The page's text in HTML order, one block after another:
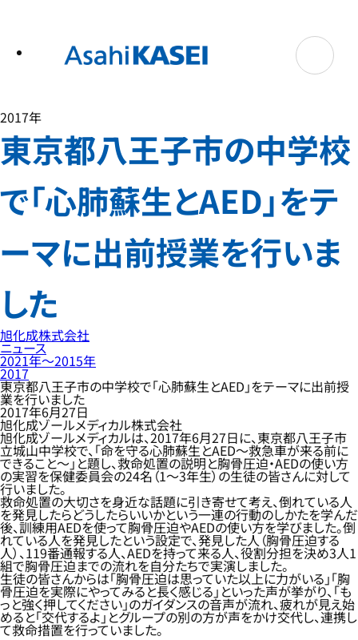
2017年
東京都八王子市の中学校
で「心肺蘇生とAED」をテ
ーマに出前授業を行いま
した
旭化成株式会社
ニュース
2021年〜2015年
2017
東京都八王子市の中学校で「心肺蘇生とAED」をテーマに出前授
業を行いました
2017年6月27日
旭化成ゾールメディカル株式会社
旭化成ゾールメディカルは、2017年6月27日に、東京都八王子市
立城山中学校で、「命を守る心肺蘇生とAED～救急車が来る前に
できること～」と題し、救命処置の説明と胸骨圧迫・AEDの使い方
の実習を保健委員会の24名（1～3年生）の生徒の皆さんに対して
行いました。
救命処置の大切さを身近な話題に引き寄せて考え、倒れている人
を発見したらどうしたらいいかという一連の行動のしかたを学んだ
後、訓練用AEDを使って胸骨圧迫やAEDの使い方を学びました。倒
れている人を発見したという設定で、発見した人（胸骨圧迫する
人）、119番通報する人、AEDを持って来る人、役割分担を決め3人1
組で胸骨圧迫までの流れを自分たちで実演しました。
生徒の皆さんからは「胸骨圧迫は思っていた以上に力がいる」「胸
骨圧迫を実際にやってみると長く感じる」といった声が挙がり、「も
っと強く押してください」のガイダンスの音声が流れ、疲れが見え始
めると「交代するよ」とグループの別の方が声をかけ交代し、連携し
て救命措置を行っていました。